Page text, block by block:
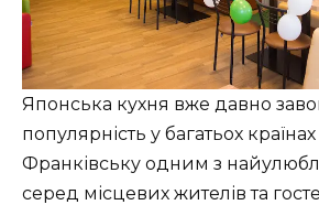
Японська кухня вже давно
популярність у багатьох країнах
Франківську одним з
серед місцевих жителів та